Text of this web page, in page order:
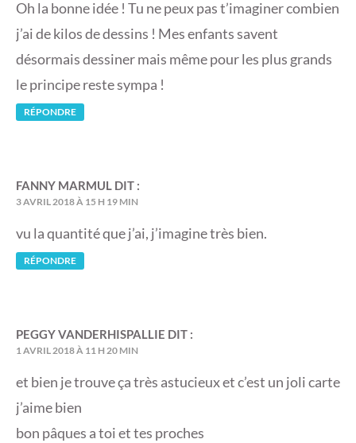
Oh la bonne idée ! Tu ne peux pas t’imaginer combien
j’ai de kilos de dessins ! Mes enfants savent
désormais dessiner mais même pour les plus grands
le principe reste sympa !
RÉPONDRE
FANNY MARMUL DIT :
3 AVRIL 2018 À 15 H 19 MIN
vu la quantité que j’ai, j’imagine très bien.
RÉPONDRE
PEGGY VANDERHISPALLIE DIT :
1 AVRIL 2018 À 11 H 20 MIN
et bien je trouve ça très astucieux et c’est un joli carte
j’aime bien
bon pâques a toi et tes proches